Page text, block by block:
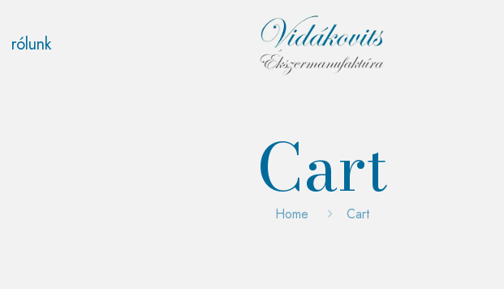
rólunk
Cart
Home Cart